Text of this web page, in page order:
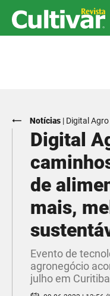
Notícias | Digital Agro
Digital
de
mais,
Evento de
agronegócio
julho em